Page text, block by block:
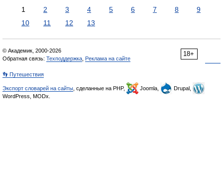
1 2 3 4 5 6 7 8
9
10
11 12 13
18+
© Академик, 2000-2026
Обратная связь: Техподдержка Реклама на сайте
👣 Путешествия
Экспорт словарей на сайты , сделанные на PHP, Joomla,
Drupal,
WordPress, MODx.